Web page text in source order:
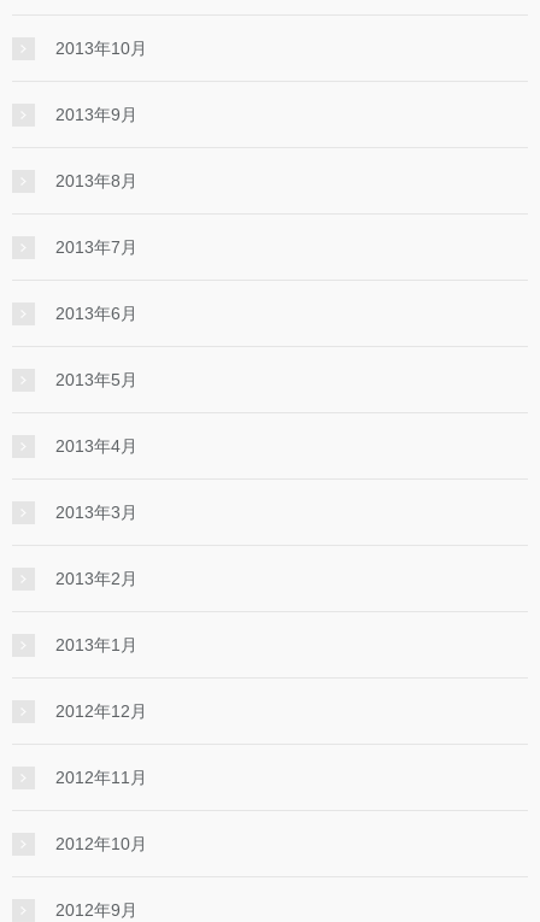
2013年10月
2013年9月
2013年8月
2013年7月
2013年6月
2013年5月
2013年4月
2013年3月
2013年2月
2013年1月
2012年12月
2012年11月
2012年10月
2012年9月